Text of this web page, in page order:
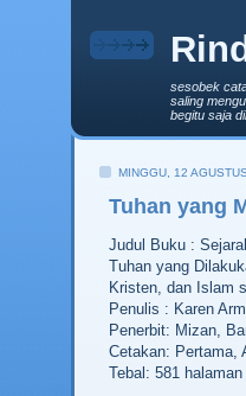
sesobek
saling
begitu saja
MINGGU, 12
Tuhan yang
Judul Buku :
Tuhan yang
Kristen, dan Islam
Penulis : Karen
Penerbit: Mizan,
Cetakan: Pertama,
Tebal: 581 halaman